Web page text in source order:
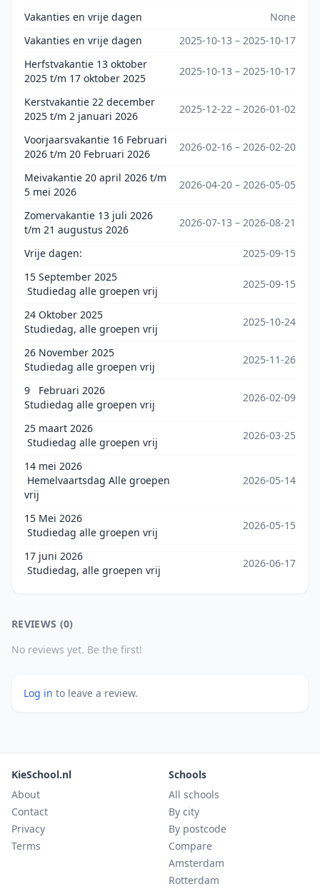
Vakanties en vrije dagen
None
Vakanties en vrije dagen
2025-10-13 – 2025-10-17
Herfstvakantie 13 oktober
2025 t/m 17 oktober 2025
2025-10-13 – 2025-10-17
Kerstvakantie 22 december
2025 t/m 2 januari 2026
2025-12-22 – 2026-01-02
Voorjaarsvakantie 16 Februari
2026 t/m 20 Februari 2026
2026-02-16 – 2026-02-20
Meivakantie 20 april 2026 t/m
5 mei 2026
2026-04-20 – 2026-05-05
Zomervakantie 13 juli 2026
t/m 21 augustus 2026
2026-07-13 – 2026-08-21
Vrije dagen:
2025-09-15
15 September 2025
Studiedag alle groepen vrij
2025-09-15
24 Oktober 2025
Studiedag, alle groepen vrij
2025-10-24
26 November 2025
Studiedag alle groepen vrij
2025-11-26
9 Februari 2026
Studiedag alle groepen vrij
2026-02-09
25 maart 2026
Studiedag alle groepen vrij
2026-03-25
14 mei 2026
Hemelvaartsdag Alle groepen
vrij
2026-05-14
15 Mei 2026
Studiedag alle groepen vrij
2026-05-15
17 juni 2026
Studiedag, alle groepen vrij
2026-06-17
REVIEWS (0)
No reviews yet. Be the first!
Log in to leave a review.
KieSchool.nl
About
Contact
Privacy
Terms
Schools
All schools
By city
By postcode
Compare
Amsterdam
Rotterdam